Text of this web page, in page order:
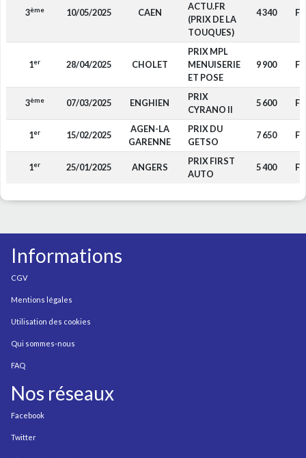
3ème 10/05/2025 CAEN
ACTU.FR
(PRIX DE LA
TOUQUES)
4 340 F4
1er 28/04/2025 CHOLET
PRIX MPL
MENUISERIE
ET POSE
9 900 F4
3ème 07/03/2025 ENGHIEN
PRIX
CYRANO II
5 600 F4
1er 15/02/2025
AGEN-LA
GARENNE
PRIX DU
GETSO
7 650 F4
1er 25/01/2025 ANGERS
PRIX FIRST
AUTO
5 400 F4
Informations
CGV
Mentions légales
Utilisation des cookies
Qui sommes-nous
FAQ
Nos réseaux
Facebook
Twitter